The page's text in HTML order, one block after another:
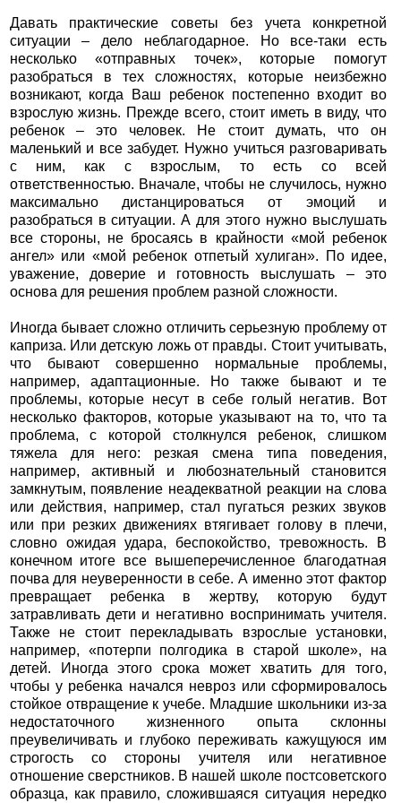
Давать практические советы без учета конкретной
ситуации – дело неблагодарное. Но все-таки есть
несколько «отправных точек», которые помогут
разобраться в тех сложностях, которые неизбежно
возникают, когда Ваш ребенок постепенно входит во
взрослую жизнь. Прежде всего, стоит иметь в виду, что
ребенок – это человек. Не стоит думать, что он
маленький и все забудет. Нужно учиться разговаривать
с ним, как с взрослым, то есть со всей
ответственностью. Вначале, чтобы не случилось, нужно
максимально дистанцироваться от эмоций и
разобраться в ситуации. А для этого нужно выслушать
все стороны, не бросаясь в крайности «мой ребенок
ангел» или «мой ребенок отпетый хулиган». По идее,
уважение, доверие и готовность выслушать – это
основа для решения проблем разной сложности.
Иногда бывает сложно отличить серьезную проблему от
каприза. Или детскую ложь от правды. Стоит учитывать,
что бывают совершенно нормальные проблемы,
например, адаптационные. Но также бывают и те
проблемы, которые несут в себе голый негатив. Вот
несколько факторов, которые указывают на то, что та
проблема, с которой столкнулся ребенок, слишком
тяжела для него: резкая смена типа поведения,
например, активный и любознательный становится
замкнутым, появление неадекватной реакции на слова
или действия, например, стал пугаться резких звуков
или при резких движениях втягивает голову в плечи,
словно ожидая удара, беспокойство, тревожность. В
конечном итоге все вышеперечисленное благодатная
почва для неуверенности в себе. А именно этот фактор
превращает ребенка в жертву, которую будут
затравливать дети и негативно воспринимать учителя.
Также не стоит перекладывать взрослые установки,
например, «потерпи полгодика в старой школе», на
детей. Иногда этого срока может хватить для того,
чтобы у ребенка начался невроз или сформировалось
стойкое отвращение к учебе. Младшие школьники из-за
недостаточного жизненного опыта склонны
преувеличивать и глубоко переживать кажущуюся им
строгость со стороны учителя или негативное
отношение сверстников. В нашей школе постсоветского
образца, как правило, сложившаяся ситуация нередко